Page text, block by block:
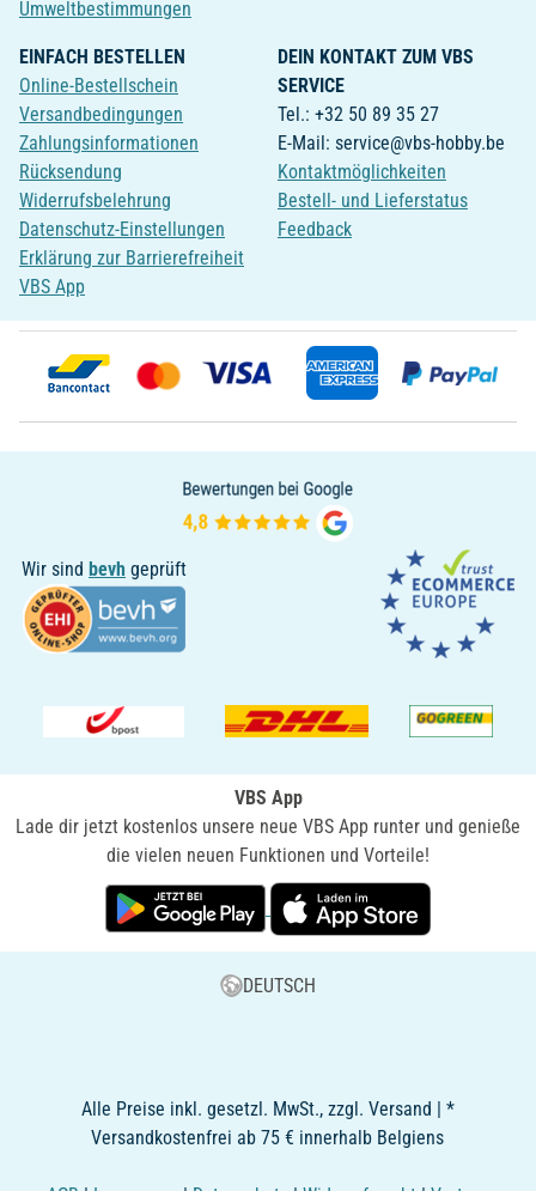
Umweltbestimmungen
EINFACH BESTELLEN
Online-Bestellschein
Versandbedingungen
Zahlungsinformationen
Rücksendung
Widerrufsbelehrung
Datenschutz-Einstellungen
Erklärung zur Barrierefreiheit
VBS App
DEIN KONTAKT ZUM VBS
SERVICE
Tel.: +32 50 89 35 27
E-Mail: service@vbs-hobby.be
Kontaktmöglichkeiten
Bestell- und Lieferstatus
Feedback
Wir sind bevh geprüft
VBS App
Lade dir jetzt kostenlos unsere neue VBS App runter und genieße
die vielen neuen Funktionen und Vorteile!
DEUTSCH
Alle Preise inkl. gesetzl. MwSt., zzgl. Versand | *
Versandkostenfrei ab 75 € innerhalb Belgiens